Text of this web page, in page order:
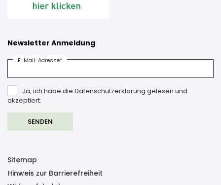
Newsletter Anmeldung
E-Mail-Adresse*
Ja, ich habe die Datenschutzerklärung gelesen und
akzeptiert.
Sitemap
Hinweis zur Barrierefreiheit